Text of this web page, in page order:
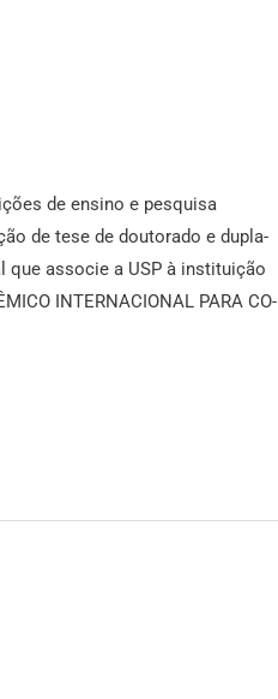
de ensino e pesquisa
de tese de doutorado e dupla-
que associe a USP à instituição
INTERNACIONAL PARA CO-